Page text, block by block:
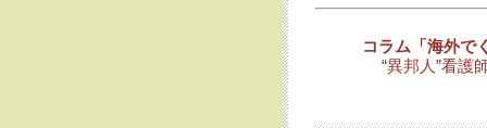
コラム「海外で
“異邦人”看護